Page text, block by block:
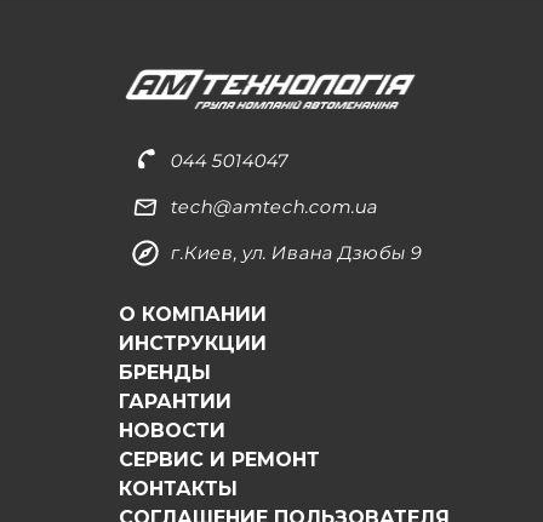
044 5014047
tech@amtech.com.ua
г.Киев, ул. Ивана Дзюбы 9
О КОМПАНИИ
ИНСТРУКЦИИ
БРЕНДЫ
ГАРАНТИИ
НОВОСТИ
СЕРВИС И РЕМОНТ
КОНТАКТЫ